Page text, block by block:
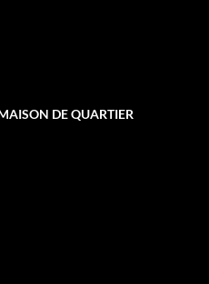
DE QUARTIER